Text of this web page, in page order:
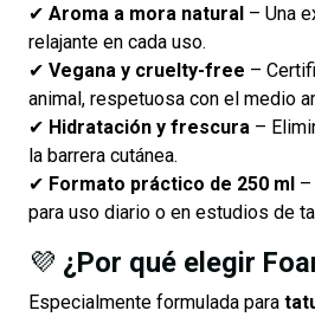
✔ Aroma a mora natural – Una
relajante en cada uso.
✔ Vegana y cruelty-free –
animal, respetuosa con el medio
✔ Hidratación y frescura –
la barrera cutánea.
✔ Formato práctico de 250 ml –
para uso diario o en estudios de
💜 ¿Por qué elegir
Especialmente formulada para